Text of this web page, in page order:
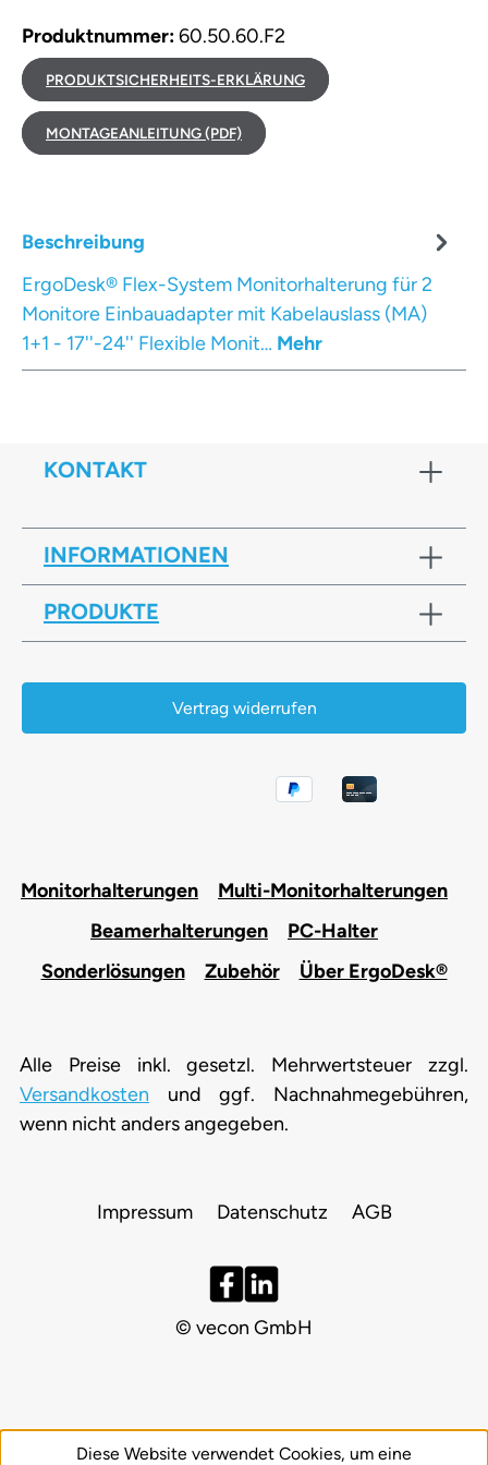
Produktnummer:60.50.60.F2
PRODUKTSICHERHEITS-ERKLÄRUNG
MONTAGEANLEITUNG (PDF)
Beschreibung
ErgoDesk® Flex-System Monitorhalterung für 2
Monitore Einbauadapter mit Kabelauslass (MA)
1+1 - 17''-24'' Flexible Monit… Mehr
KONTAKT
INFORMATIONEN
PRODUKTE
Vertrag widerrufen
Monitorhalterungen
Multi-Monitorhalterungen
Beamerhalterungen
PC-Halter
Sonderlösungen
Zubehör Über ErgoDesk®
Alle Preise inkl. gesetzl. Mehrwertsteuer zzgl.
Versandkosten und ggf. Nachnahmegebühren,
wenn nicht anders angegeben.
Impressum Datenschutz AGB
© vecon GmbH
Diese Website verwendet Cookies, um eine